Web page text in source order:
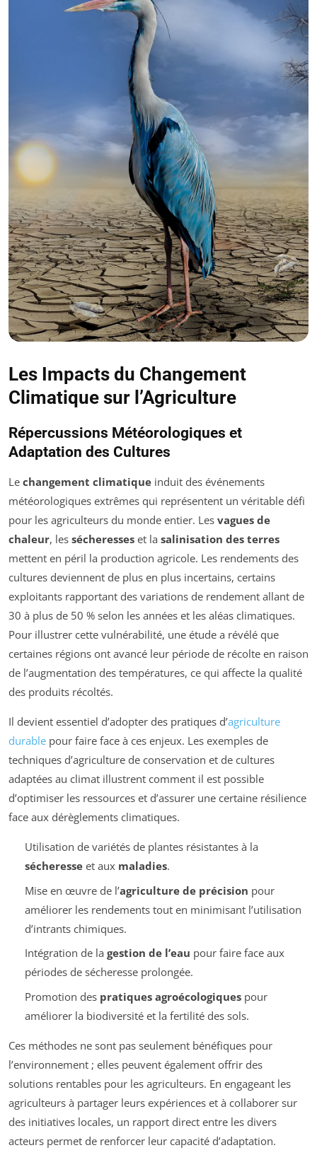
Les Impacts du Changement
Climatique sur l’Agriculture
Répercussions Météorologiques et
Adaptation des Cultures
Le changement climatique induit des événements
météorologiques extrêmes qui représentent un véritable défi
pour les agriculteurs du monde entier. Les vagues de
chaleur, les sécheresses et la salinisation des terres
mettent en péril la production agricole. Les rendements des
cultures deviennent de plus en plus incertains, certains
exploitants rapportant des variations de rendement allant de
30 à plus de 50 % selon les années et les aléas climatiques.
Pour illustrer cette vulnérabilité, une étude a révélé que
certaines régions ont avancé leur période de récolte en raison
de l’augmentation des températures, ce qui affecte la qualité
des produits récoltés.
Il devient essentiel d’adopter des pratiques d’agriculture
durable pour faire face à ces enjeux. Les exemples de
techniques d’agriculture de conservation et de cultures
adaptées au climat illustrent comment il est possible
d’optimiser les ressources et d’assurer une certaine résilience
face aux dérèglements climatiques.
Utilisation de variétés de plantes résistantes à la
sécheresseet aux maladies.
Mise en œuvre de l’agriculture de précision pour
améliorer les rendements tout en minimisant l’utilisation
d’intrants chimiques.
Intégration de la gestion de l’eau pour faire face aux
périodes de sécheresse prolongée.
Promotion des pratiques agroécologiquespour
améliorer la biodiversité et la fertilité des sols.
Ces méthodes ne sont pas seulement bénéfiques pour
l’environnement ; elles peuvent également offrir des
solutions rentables pour les agriculteurs. En engageant les
agriculteurs à partager leurs expériences et à collaborer sur
des initiatives locales, un rapport direct entre les divers
acteurs permet de renforcer leur capacité d’adaptation.